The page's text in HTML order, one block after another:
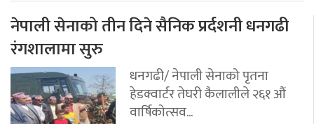
नेपाली सेनाको तीन दिने सैनिक प्रर्दशनी धनगढी
रंगशालामा सुरु
धनगढी/ नेपाली सेनाको पृतना
हेडक्वार्टर तेघरी कैलालीले २६१ औं
वार्षिकोत्सव...